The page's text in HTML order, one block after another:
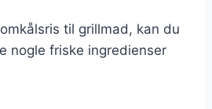
til grillmad, kan du
nogle friske ingredienser